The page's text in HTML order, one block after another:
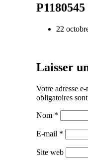
P1180545
22
Laisser
Votre adresse
obligatoires
Nom *
E-mail *
Site web